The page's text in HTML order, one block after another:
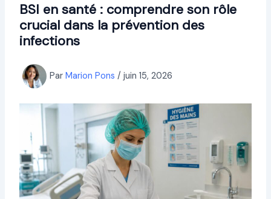
BSI en santé : comprendre son rôle
crucial dans la prévention des
infections
Par Marion Pons / juin 15, 2026